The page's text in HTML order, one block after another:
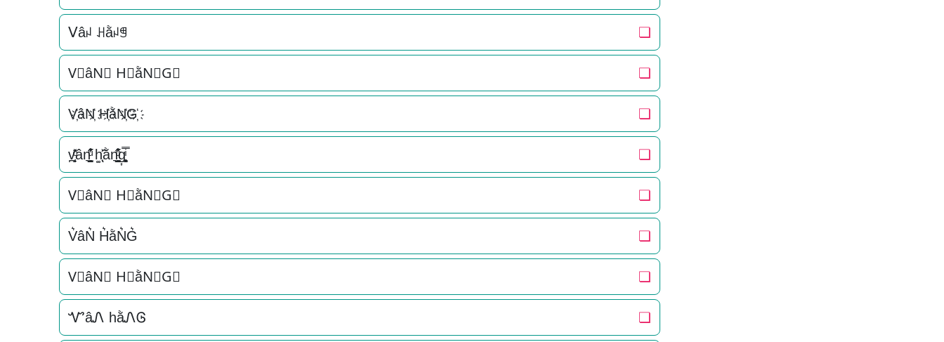
ᐯâꈤ ꃅằꈤꁅ ❏
V⃟âN⃟ H⃟ằN⃟G⃟ ❏
V҉âN҉ H҉ằN҉G҉ ❏
v̪̩̜̜̙̜ͨ̽̄ân͉̠̙͉̗̺̋̋̔ͧ̊ h͚̖̜̍̃͐ằn͉̠̙͉̗̺̋̋̔ͧ̊g͎͚̥͎͔͕ͥ̿ ❏
V⃗âN⃗ H⃗ằN⃗G⃗ ❏
V͛âN͛ H͛ằN͛G͛ ❏
V⃒âN⃒ H⃒ằN⃒G⃒ ❏
ᏉâᏁ hằᏁᎶ ❏